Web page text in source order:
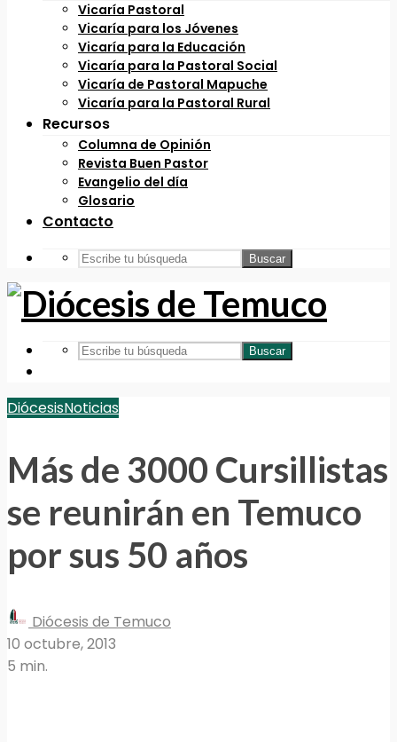
Vicaría Pastoral
Vicaría para los Jóvenes
Vicaría para la Educación
Vicaría para la Pastoral Social
Vicaría de Pastoral Mapuche
Vicaría para la Pastoral Rural
Recursos
Columna de Opinión
Revista Buen Pastor
Evangelio del día
Glosario
Contacto
Buscar
Buscar
DiócesisNoticias
Más de 3000 Cursillistas
se reunirán en Temuco
por sus 50 años
Diócesis de Temuco
10 octubre, 2013
5 min.